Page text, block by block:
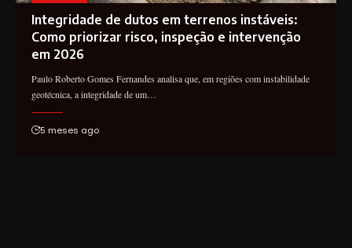
Integridade de dutos em terrenos instáveis:
Como priorizar risco, inspeção e intervenção
em 2026
Paulo Roberto Gomes Fernandes analisa que, em regiões com instabilidade
geotécnica, a integridade de um…
5 meses ago